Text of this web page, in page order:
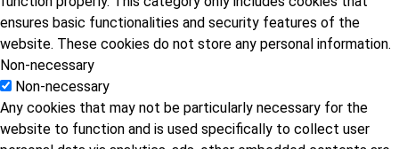
ensures basic functionalities and security features of the
website. These cookies do not store any personal information.
Non-necessary
Non-necessary
Any cookies that may not be particularly necessary for the
website to function and is used specifically to collect user